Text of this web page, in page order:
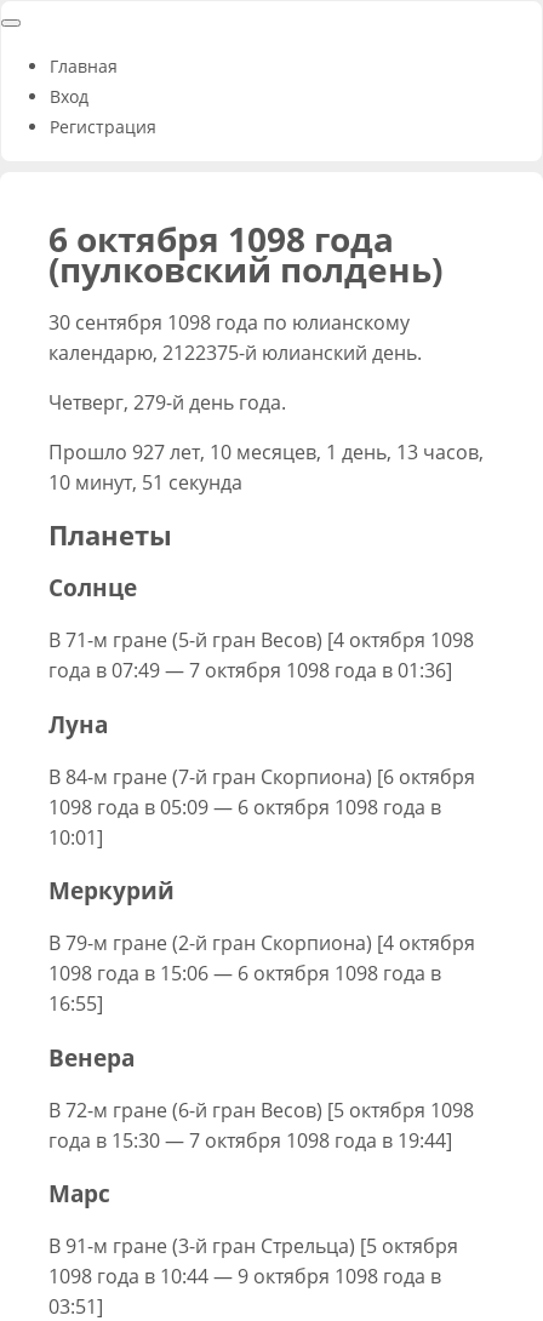
Главная
Вход
Регистрация
6 октября 1098 года
(пулковский полдень)
30 сентября 1098 года по юлианскому
календарю, 2122375-й юлианский день.
Четверг, 279-й день года.
Прошло 927 лет, 10 месяцев, 1 день, 13 часов,
10 минут, 51 секунда
Планеты
Солнце
В 71-м гране (5-й гран Весов) [4 октября 1098
года в 07:49 — 7 октября 1098 года в 01:36]
Луна
В 84-м гране (7-й гран Скорпиона) [6 октября
1098 года в 05:09 — 6 октября 1098 года в
10:01]
Меркурий
В 79-м гране (2-й гран Скорпиона) [4 октября
1098 года в 15:06 — 6 октября 1098 года в
16:55]
Венера
В 72-м гране (6-й гран Весов) [5 октября 1098
года в 15:30 — 7 октября 1098 года в 19:44]
Марс
В 91-м гране (3-й гран Стрельца) [5 октября
1098 года в 10:44 — 9 октября 1098 года в
03:51]